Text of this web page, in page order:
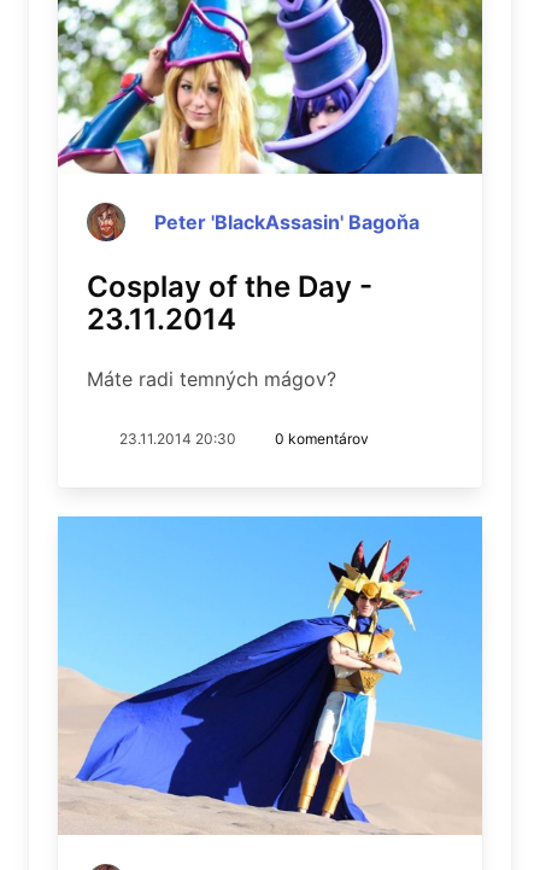
Peter 'BlackAssasin' Bagoňa
Cosplay of the Day -
23.11.2014
Máte radi temných mágov?
23.11.2014 20:30 0 komentárov